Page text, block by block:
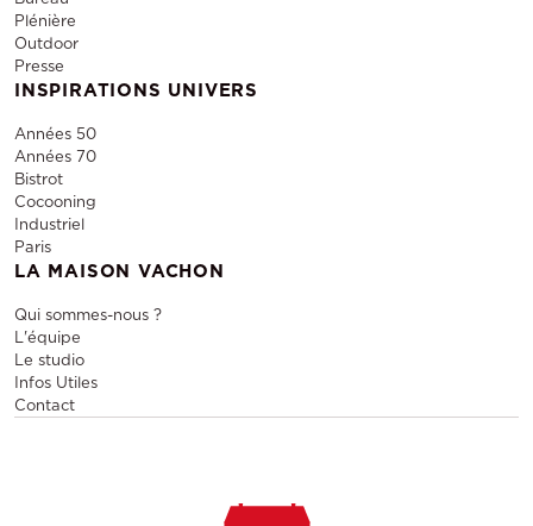
Plénière
Outdoor
Presse
INSPIRATIONS UNIVERS
Années 50
Années 70
Bistrot
Cocooning
Industriel
Paris
LA MAISON VACHON
Qui sommes-nous ?
L'équipe
Le studio
Infos Utiles
Contact